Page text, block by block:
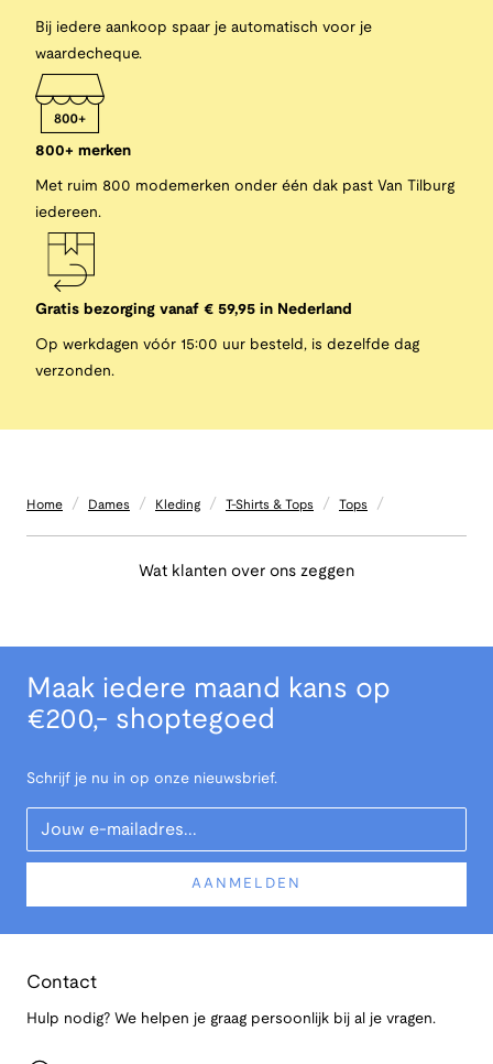
Bij iedere aankoop spaar je automatisch voor je
waardecheque.
800+ merken
Met ruim 800 modemerken onder één dak past Van Tilburg
iedereen.
Gratis bezorging vanaf € 59,95 in Nederland
Op werkdagen vóór 15:00 uur besteld, is dezelfde dag
verzonden.
Home / Dames / Kleding / T-Shirts & Tops / Tops /
Wat klanten over ons zeggen
Maak iedere maand kans op
€200,- shoptegoed
Schrijf je nu in op onze nieuwsbrief.
Your Email
AANMELDEN
Contact
Hulp nodig? We helpen je graag persoonlijk bij al je vragen.